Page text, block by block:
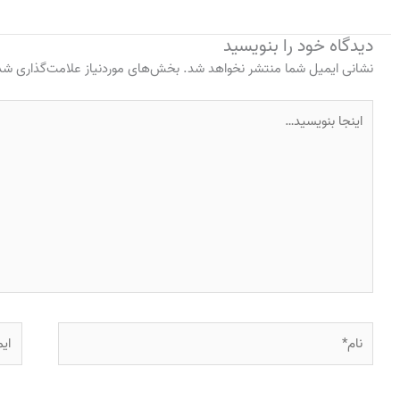
دیدگاه‌ خود را بنویسید
نشانی ایمیل شما منتشر نخواهد شد. بخش‌های موردنیاز علامت‌گذاری
بنویسید…